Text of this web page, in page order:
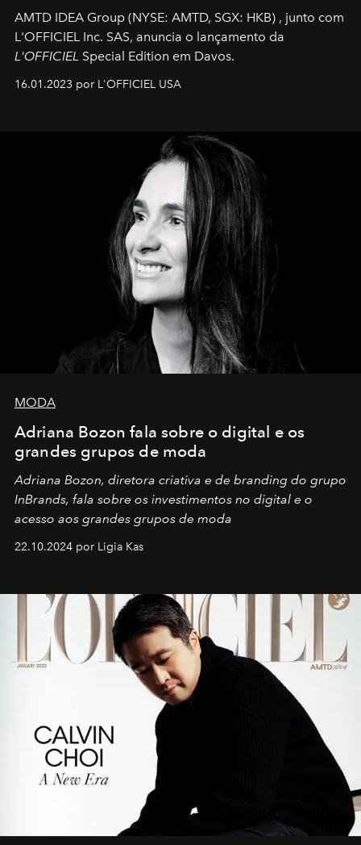
AMTD IDEA Group (NYSE: AMTD, SGX: HKB) , junto com
L'OFFICIEL Inc. SAS, anuncia o lançamento da
L'OFFICIEL Special Edition em Davos.
16.01.2023 por L'OFFICIEL USA
MODA
Adriana Bozon fala sobre o digital e os
grandes grupos de moda
Adriana Bozon, diretora criativa e de branding do grupo
InBrands, fala sobre os investimentos no digital e o
acesso aos grandes grupos de moda
22.10.2024 por Ligia Kas